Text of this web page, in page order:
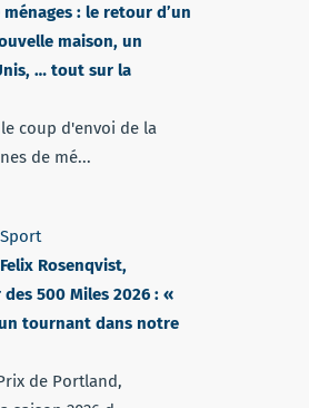
ménages : le retour d’un
maison, un
… tout sur la
coup d'envoi de la
de mé...
Sport
Rosenqvist,
500 Miles 2026 : «
tournant dans notre
de Portland,